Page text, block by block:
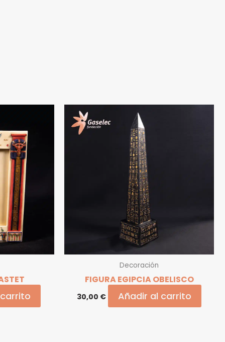
Decoración
FIGURA EGIPCIA OBELISCO
30,00 € Añadir al carrito